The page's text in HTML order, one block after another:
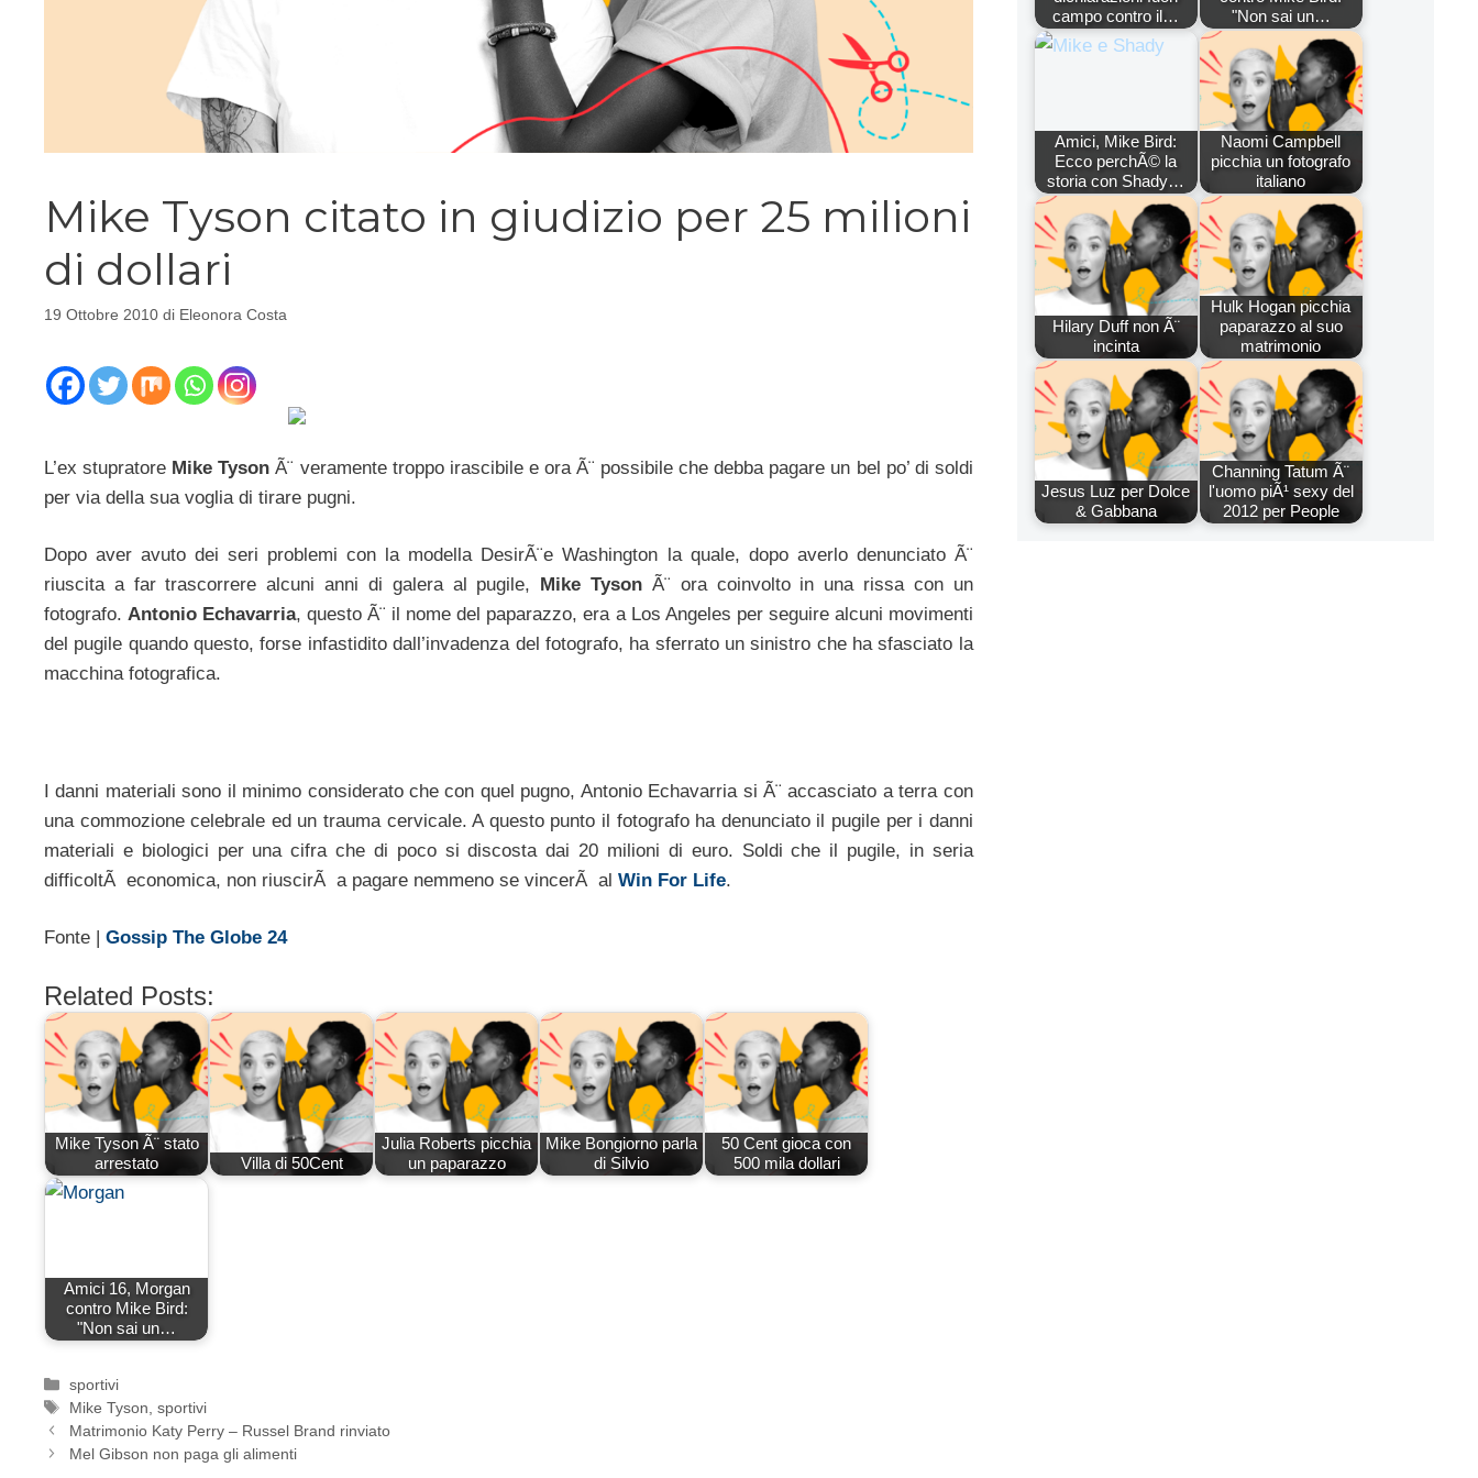
Mike Tyson citato in giudizio per 25 milioni
di dollari
19 Ottobre 2010 di Eleonora Costa
L’ex stupratore Mike Tyson Ã¨ veramente troppo irascibile e ora Ã¨ possibile che debba pagare un bel po’ di soldi
per via della sua voglia di tirare pugni.
Dopo aver avuto dei seri problemi con la modella DesirÃ¨e Washington la quale, dopo averlo denunciato Ã¨
riuscita a far trascorrere alcuni anni di galera al pugile,
Mike Tyson Ã¨ ora coinvolto in una rissa con un
fotografo.Antonio Echavarria, questo Ã¨ il nome del paparazzo, era a Los Angeles per seguire alcuni movimenti
del pugile quando questo, forse infastidito dall’invadenza del fotografo, ha sferrato un sinistro che ha sfasciato la
macchina fotografica.
I danni materiali sono il minimo considerato che con quel pugno, Antonio Echavarria si Ã¨ accasciato a terra con
una commozione celebrale ed un trauma cervicale. A questo punto il fotografo ha denunciato il pugile per i danni
materiali e biologici per una cifra che di poco si discosta dai 20 milioni di euro. Soldi che il pugile, in seria
difficoltÃ economica, non riuscirÃ a pagare nemmeno se vincerÃ al Win For Life.
Fonte | Gossip The Globe 24
Related Posts:
Mike Tyson Ã¨ stato
arrestato
Villa di 50Cent
Julia Roberts picchia
un paparazzo
Mike Bongiorno parla
di Silvio
50 Cent gioca con
500 mila dollari
Amici 16, Morgan
contro Mike Bird:
"Non sai un…
Categorie
sportivi
Tag
Mike Tyson ,sportivi
Matrimonio Katy Perry – Russel Brand rinviato
Mel Gibson non paga gli alimenti
campo contro il…
"Non sai un…
Amici, Mike Bird:
Ecco perchÃ© la
storia con Shady…
Naomi Campbell
picchia un fotografo
italiano
Hilary Duff non Ã¨
incinta
Hulk Hogan picchia
paparazzo al suo
matrimonio
Jesus Luz per Dolce
& Gabbana
Channing Tatum Ã¨
l'uomo piÃ¹ sexy del
2012 per People